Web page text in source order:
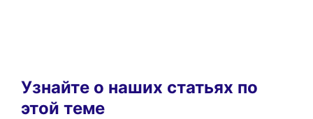
Узнайте о наших статьях по
этой теме